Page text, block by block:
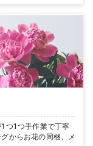
つ1つ手作業で丁寧
からお花の同梱、メ